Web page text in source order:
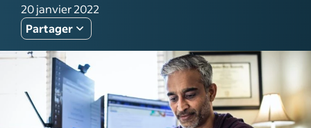
20 janvier 2022
Partager